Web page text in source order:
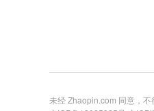
未经 Zhaopin.com 同意，